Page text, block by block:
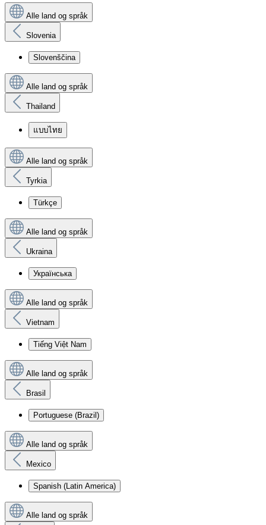
Alle land og språk
Slovenia
Slovenščina
Alle land og språk
Thailand
แบบไทย
Alle land og språk
Tyrkia
Türkçe
Alle land og språk
Ukraina
Українська
Alle land og språk
Vietnam
Tiếng Việt Nam
Alle land og språk
Brasil
Portuguese (Brazil)
Alle land og språk
Mexico
Spanish (Latin America)
Alle land og språk